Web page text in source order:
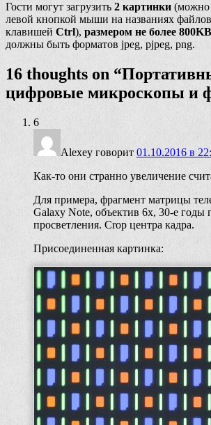
Гости могут загрузить 2 картинки (можно
левой кнопкой мыши на названиях
клавишей Ctrl), размером не более 800KB
должны быть форматов jpeg, pjpeg, png.
16 thoughts on “
цифровые микроскопы и
6
Alexey говорит 01.10.2016 в
Как-то они странно увеличение
Для примера, фрагмент матрицы
Galaxy Note, объектив 6x, 30-e годы
просветления. Crop центра кадра.
Присоединенная картинка: